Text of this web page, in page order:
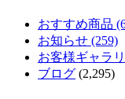
おすすめ商品
お知らせ (259)
お客様ギャラ
ブログ (2,295)